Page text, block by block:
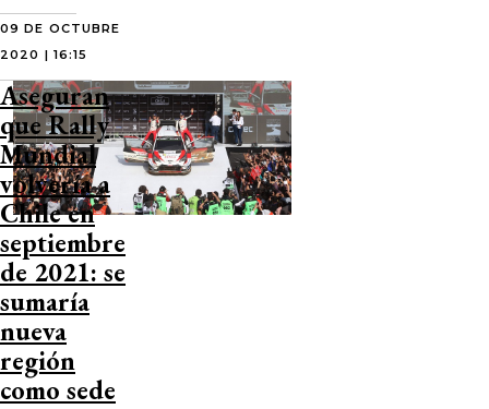
09 DE OCTUBRE
2020 | 16:15
Aseguran
que Rally
Mundial
volvería a
Chile en
septiembre
de 2021: se
sumaría
nueva
región
como sede